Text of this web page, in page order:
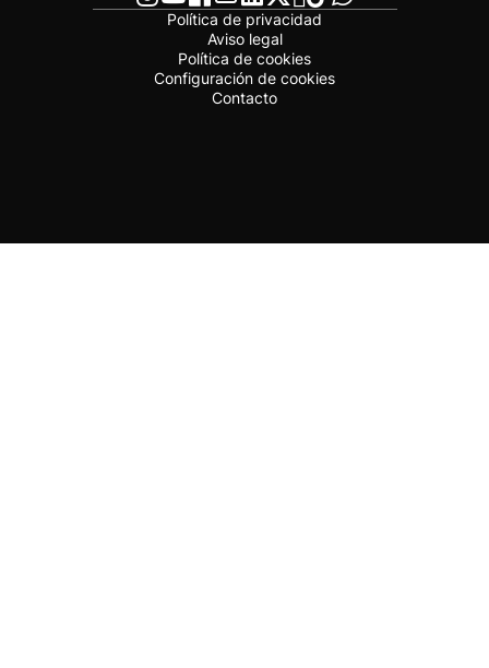
Política de privacidad
Aviso legal
Política de cookies
Configuración de cookies
Contacto